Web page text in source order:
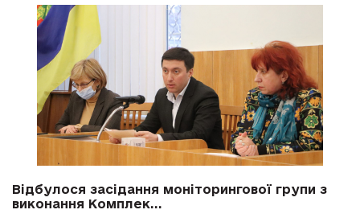
Відбулося засідання моніторингової групи з
виконання Комплек...